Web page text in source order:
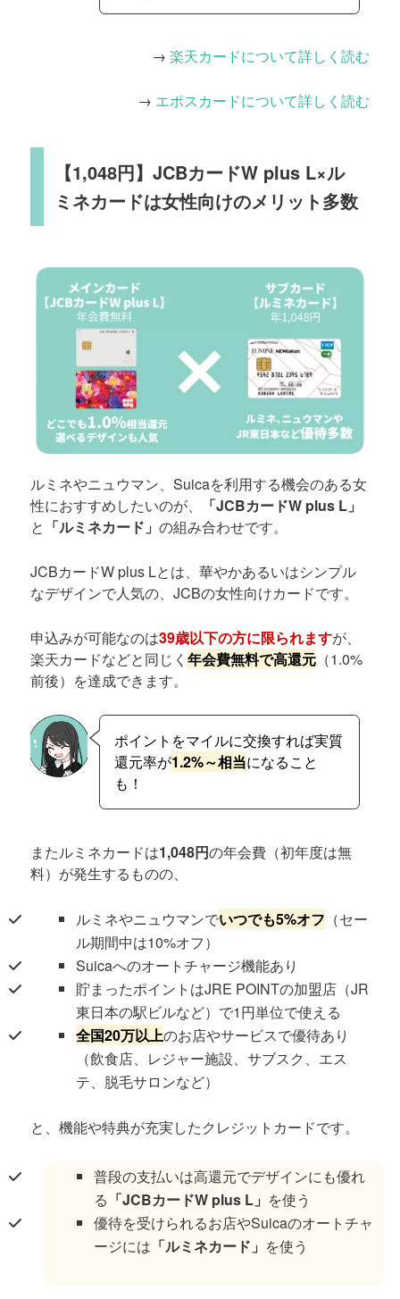
→ 楽天カードについて詳しく読む
→ エポスカードについて詳しく読む
【1,048円】JCBカードW plus L×ル
ミネカードは女性向けのメリット多数
ルミネやニュウマン、Suicaを利用する機会のある女
性におすすめしたいのが、
「JCBカードW plus L」
と 「ルミネカード」の組み合わせです。
JCBカードW plus Lとは、華やかあるいはシンプル
なデザインで人気の、JCBの女性向けカードです。
申込みが可能なのは39歳以下の方に限られますが、
楽天カードなどと同じく年会費無料で高還元 （1.0%
前後）を達成できます。
ポイントをマイルに交換すれば実質
還元率が1.2%～相当になること
も！
またルミネカードは1,048円の年会費（初年度は無
料）が発生するものの、
ルミネやニュウマンでいつでも5%オフ （セー
ル期間中は10%オフ）
Suicaへのオートチャージ機能あり
貯まったポイントはJRE POINTの加盟店（JR
東日本の駅ビルなど）で1円単位で使える
全国20万以上のお店やサービスで優待あり
（飲食店、レジャー施設、サブスク、エス
テ、脱毛サロンなど）
と、機能や特典が充実したクレジットカードです。
普段の支払いは高還元でデザインにも優れ
る 「JCBカードW plus L」 を使う
優待を受けられるお店やSuicaのオートチャ
ージには 「ルミネカード」 を使う